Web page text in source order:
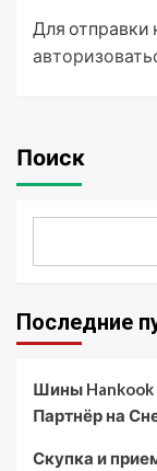
Для
Поиск
Последние
Шины
Партнёр на
Скупка и